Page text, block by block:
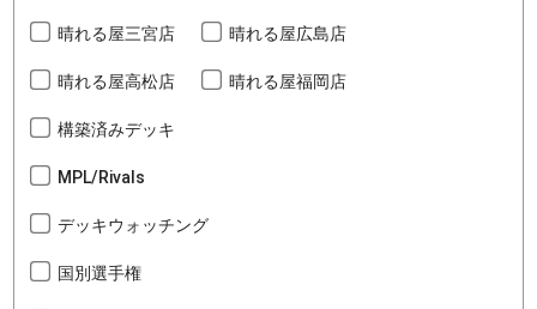
晴れる屋三宮店 晴れる屋広島店
晴れる屋高松店 晴れる屋福岡店
構築済みデッキ
MPL/Rivals
デッキウォッチング
国別選手権